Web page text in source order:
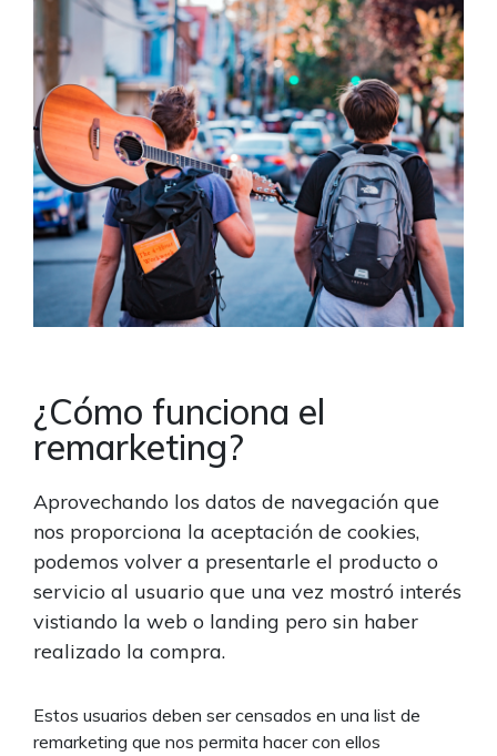
¿Cómo funciona el
remarketing?
Aprovechando los datos de navegación que
nos proporciona la aceptación de cookies,
podemos volver a presentarle el producto o
servicio al usuario que una vez mostró interés
vistiando la web o landing pero sin haber
realizado la compra.
Estos usuarios deben ser censados en una list de
remarketing que nos permita hacer con ellos